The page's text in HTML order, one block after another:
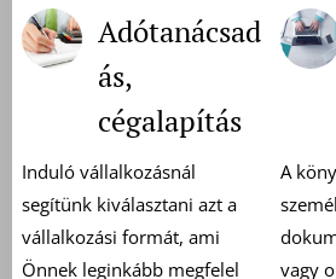
Adótanácsad
ás,
cégalapítás
Induló vállalkozásnál
segítünk kiválasztani azt a
vállalkozási formát, ami
Önnek leginkább megfelel
A
vagy